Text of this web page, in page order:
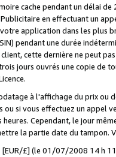
cache pendant un délai
en effectuant un
application dans les plus
pendant une durée
cette dernière ne peut
jours ouvrés une copie de
à l'affichage du prix
ou si vous effectuez un appel
Cependant, le jour
la partie date du tampon.
[EUR/£] (le 01/07/2008 14 h